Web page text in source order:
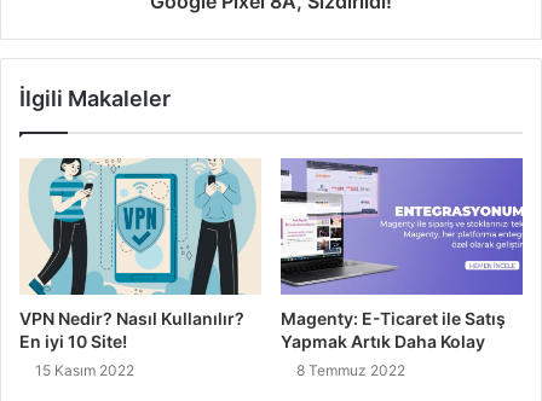
İlgili Makaleler
VPN Nedir? Nasıl Kullanılır?
En iyi 10 Site!
15 Kasım 2022
Magenty: E-Ticaret ile Satış
Yapmak Artık Daha Kolay
8 Temmuz 2022